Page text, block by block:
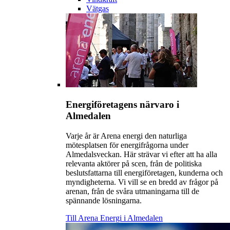
Vätgas
Energiföretagens närvaro i
Almedalen
Varje år är Arena energi den naturliga
mötesplatsen för energifrågorna under
Almedalsveckan. Här strävar vi efter att ha alla
relevanta aktörer på scen, från de politiska
beslutsfattarna till energiföretagen, kunderna och
myndigheterna. Vi vill se en bredd av frågor på
arenan, från de svåra utmaningarna till de
spännande lösningarna.
Till Arena Energi i Almedalen